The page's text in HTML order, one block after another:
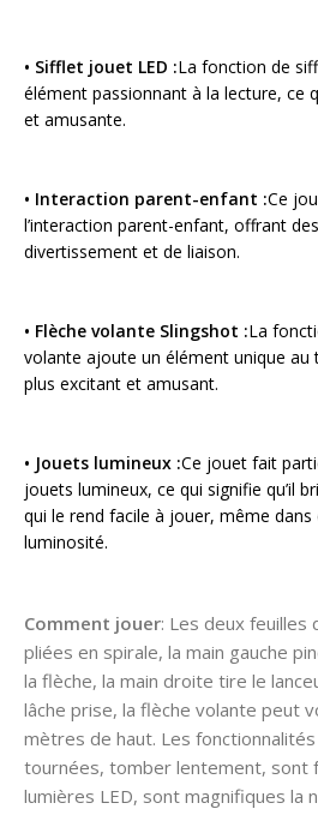
• Sifflet jouet LED :La fonction de
élément passionnant à la lecture, ce
et amusante.
• Interaction parent-enfant :Ce
l’interaction parent-enfant, offrant
divertissement et de liaison.
• Flèche volante Slingshot :La
volante ajoute un élément unique au
plus excitant et amusant.
• Jouets lumineux :Ce jouet fait
jouets lumineux, ce qui signifie qu’il
qui le rend facile à jouer, même
luminosité.
Comment jouer: Les deux feuilles
pliées en spirale, la main gauche
la flèche, la main droite tire le
lâche prise, la flèche volante peut
mètres de haut. Les
tournées, tomber lentement, sont
lumières LED, sont magnifiques la